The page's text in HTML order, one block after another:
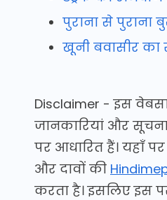
पुराना से पुराना
खूनी बवासीर का
Disclaimer - इस
जानकारियां और
पर आधारित हैं। यहाँ
और दावों की
करता है। इसलिए